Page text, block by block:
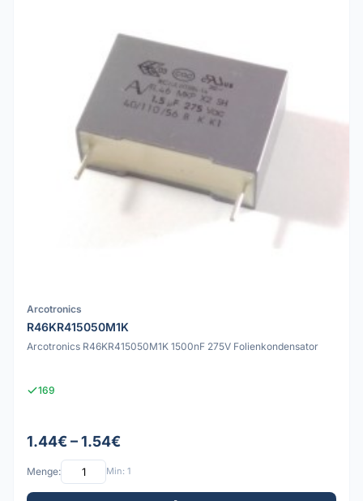
Arcotronics
R46KR415050M1K
Arcotronics R46KR415050M1K 1500nF 275V Folienkondensator
169
1.44€ – 1.54€
Menge: Min: 1